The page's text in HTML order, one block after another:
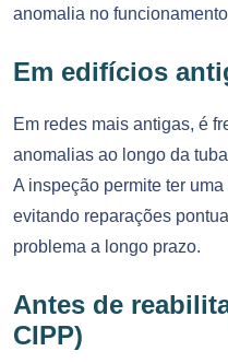
anomalia no
Em edifícios
Em redes mais antigas, é
anomalias ao longo da
A inspeção permite ter
evitando reparações
problema a longo prazo.
Antes de
CIPP)